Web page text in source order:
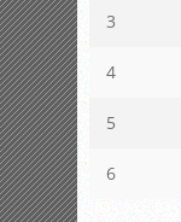
3
4
5
6